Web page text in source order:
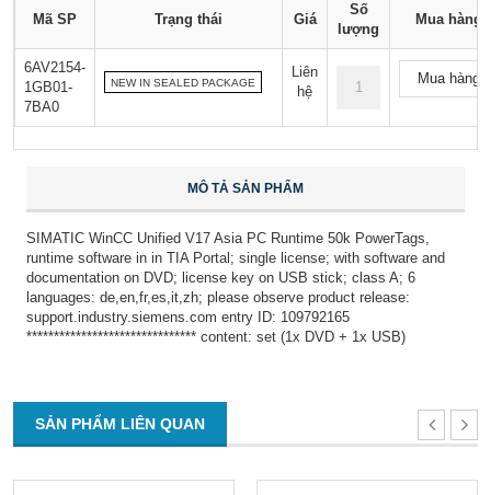
Mã SP Trạng thái Giá
Số
lượng
Mua hàng
6AV2154-
1GB01-
7BA0
NEW IN SEALED PACKAGE
Liên
hệ
Mua hàng
MÔ TẢ SẢN PHẨM
SIMATIC WinCC Unified V17 Asia PC Runtime 50k PowerTags,
runtime software in in TIA Portal; single license; with software and
documentation on DVD; license key on USB stick; class A; 6
languages: de,en,fr,es,it,zh; please observe product release:
support.industry.siemens.com entry ID: 109792165
******************************* content: set (1x DVD + 1x USB)
SẢN PHẨM LIÊN QUAN